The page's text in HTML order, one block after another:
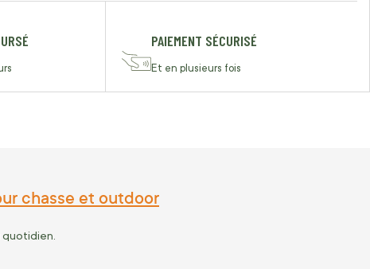
PAIEMENT SÉCURISÉ
Et en plusieurs fois
chasse et outdoor